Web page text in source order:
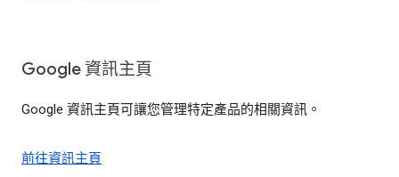
Google 資訊主頁
Google 資訊主頁可讓您管理特定產品的相關資訊。
前往資訊主頁